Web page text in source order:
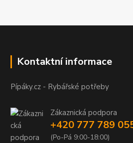
Kontaktní informace
Pípáky.cz - Rybářské potřeby
Zákaznická podpora
+420 777 789
(Po-Pá 9:00-18:00)